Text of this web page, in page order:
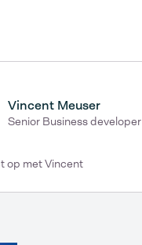
Vincent Meuser
Senior Business developer
op met Vincent